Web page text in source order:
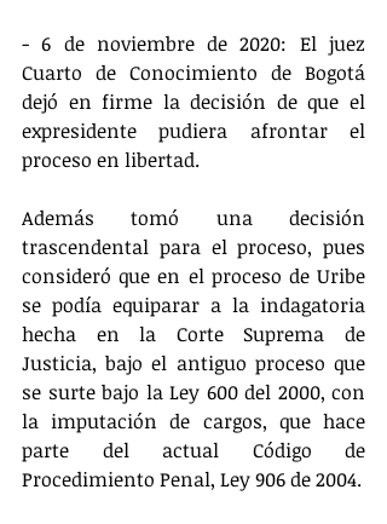
- 6 de noviembre de 2020: El juez
Cuarto de Conocimiento de Bogotá
dejó en firme la decisión de que el
expresidente pudiera afrontar el
proceso en libertad.
Además tomó una decisión
trascendental para el proceso, pues
consideró que en el proceso de Uribe
se podía equiparar a la indagatoria
hecha en la Corte Suprema de
Justicia, bajo el antiguo proceso que
se surte bajo la Ley 600 del 2000, con
la imputación de cargos, que hace
parte del actual Código de
Procedimiento Penal, Ley 906 de 2004.